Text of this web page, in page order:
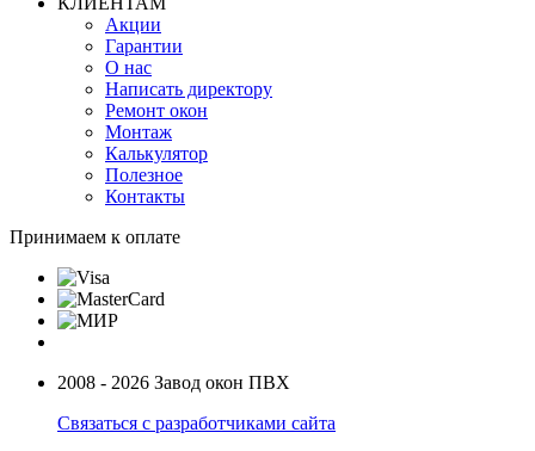
Акции
Гарантии
О нас
Написать директору
Ремонт окон
Монтаж
Калькулятор
Полезное
Контакты
Принимаем к оплате
2008 - 2026 Завод окон ПВХ
Связаться с разработчиками сайта